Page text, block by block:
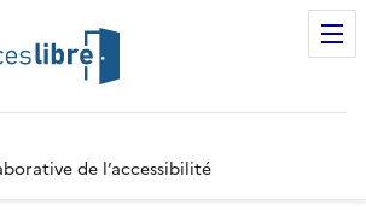
de l’accessibilité